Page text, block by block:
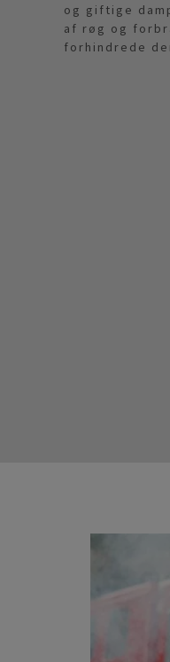
og giftige
af røg og
forhindrede